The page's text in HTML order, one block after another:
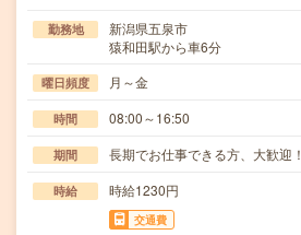
勤務地
新潟県五泉市
猿和田駅から車6分
曜日頻度 月～金
時間 08:00～16:50
期間 長期でお仕事できる方、大歓迎！
時給 時給1230円
交通費